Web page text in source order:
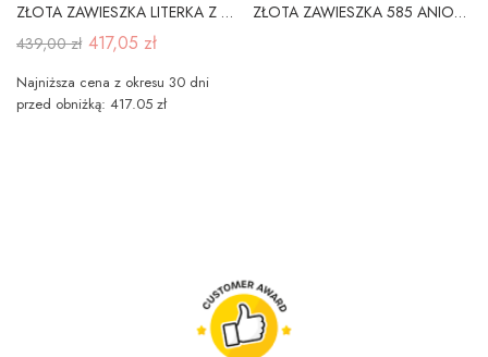
ZŁOTA ZAWIESZKA LITERKA Z z CYRKONIĄ
439,00 zł 417,05 zł
Najniższa cena z okresu 30 dni
przed obniżką: 417.05 zł
ZŁOTA ZAWIESZKA 585 ANIOŁEK CHRZEST KOMUNIA